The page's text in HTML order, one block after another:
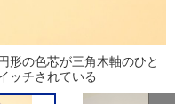
形の色芯が三角木軸のひと
ッチされている